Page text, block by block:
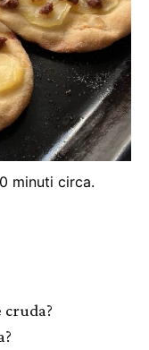
minuti circa.
cruda?